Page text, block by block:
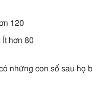
120
Ít hơn 80
những con số sau họ